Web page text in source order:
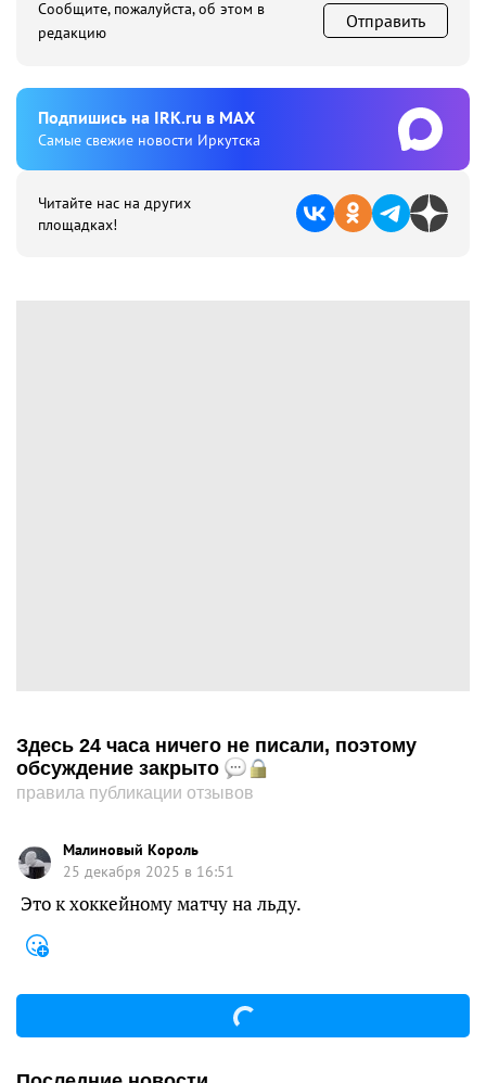
Сообщите, пожалуйста, об этом в
редакцию
Отправить
Подпишиcь на IRK.ru в MAX
Cамые свежие новости Иркутска
Читайте нас на других
площадках!
Здесь 24 часа ничего не писали, поэтому
обсуждение закрыто
правила публикации отзывов
Малиновый Король
25 декабря 2025 в 16:51
Это к хоккейному матчу на льду.